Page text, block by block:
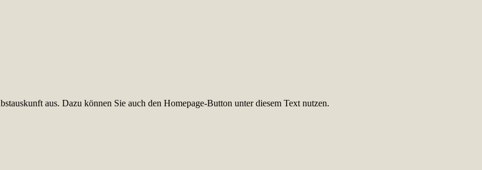
aus. Dazu können Sie auch den Homepage-Button unter diesem Text nutzen.